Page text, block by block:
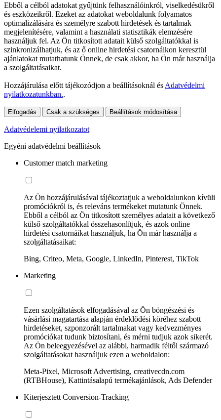
Ebből a célból adatokat gyűjtünk felhasználóinkról, viselkedésükről
és eszközeikről. Ezeket az adatokat weboldalunk folyamatos
optimalizálására és személyre szabott hirdetések és tartalmak
megjelenítésére, valamint a használati statisztikák elemzésére
használjuk fel. Az Ön titkosított adatait külső szolgáltatókkal is
szinkronizálhatjuk, és az ő online hirdetési csatornáikon keresztül
ajánlatokat mutathatunk Önnek, de csak akkor, ha Ön már használja
a szolgáltatásaikat.
Hozzájárulása előtt tájékozódjon a beállításoknál és Adatvédelmi
nyilatkozatunkban..
Elfogadás Csak a szükséges Beállítások módosítása
Adatvédelemi nyilatkozatot
Egyéni adatvédelmi beállítások
Customer match marketing
Az Ön hozzájárulásával tájékoztatjuk a weboldalunkon kívüli
promóciókról is, és releváns termékeket mutatunk Önnek.
Ebből a célból az Ön titkosított személyes adatait a következő
külső szolgáltatókkal összehasonlítjuk, és azok online
hirdetési csatornáikat használjuk, ha Ön már használja a
szolgáltatásaikat:
Bing, Criteo, Meta, Google, LinkedIn, Pinterest, TikTok
Marketing
Ezen szolgáltatások elfogadásával az Ön böngészési és
vásárlási magatartása alapján érdeklődési köréhez szabott
hirdetéseket, szponzorált tartalmakat vagy kedvezményes
promóciókat tudunk biztosítani, és mérni tudjuk azok sikerét.
Az Ön beleegyezésével az alábbi, harmadik féltől származó
szolgáltatásokat használjuk ezen a weboldalon:
Meta-Pixel, Microsoft Advertising, creativecdn.com
(RTBHouse), Kattintásalapú termékajánlások, Ads Defender
Kiterjesztett Conversion-Tracking